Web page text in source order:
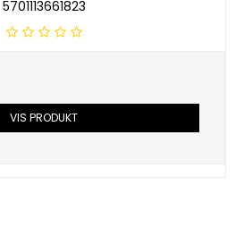
5701113661823
VIS PRODUKT